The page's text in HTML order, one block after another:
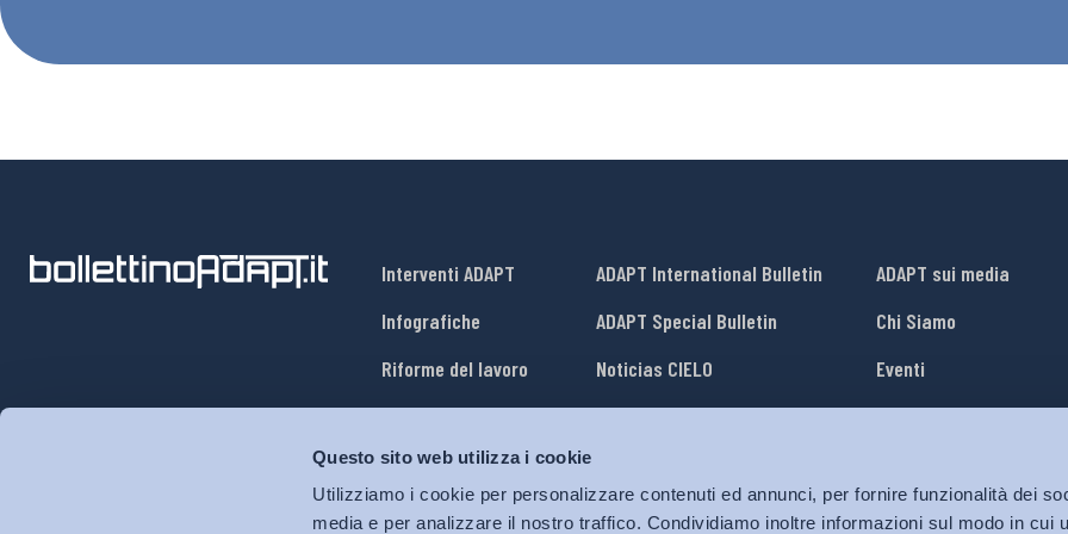
Questo sito web utilizza i cookie
Utilizziamo i cookie per personalizzare contenuti ed annunci, per fornire funzionalità dei
media e per analizzare il nostro traffico. Condividiamo inoltre informazioni sul modo in cui
Interventi ADAPT
Infografiche
Riforme del lavoro
Mercato del lavoro
Relazioni industriali
Salute e sicurezza
ADAPT International Bulletin
ADAPT Special Bulletin
Noticias CIELO
ADAPT sui media
Chi Siamo
Eventi
Lavora con Noi